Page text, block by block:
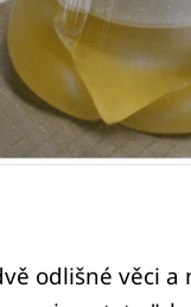
odlišné věci a